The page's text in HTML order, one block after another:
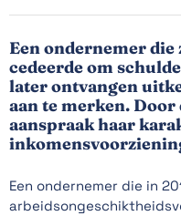
Een ondernemer
cedeerde om
later ontvangen
aan te merken. Door
aanspraak haar
Een ondernemer die in